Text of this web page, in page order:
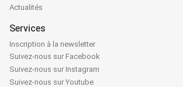
Actualités
Services
Inscription à la newsletter
Suivez-nous sur Facebook
Suivez-nous sur Instagram
Suivez-nous sur Youtube